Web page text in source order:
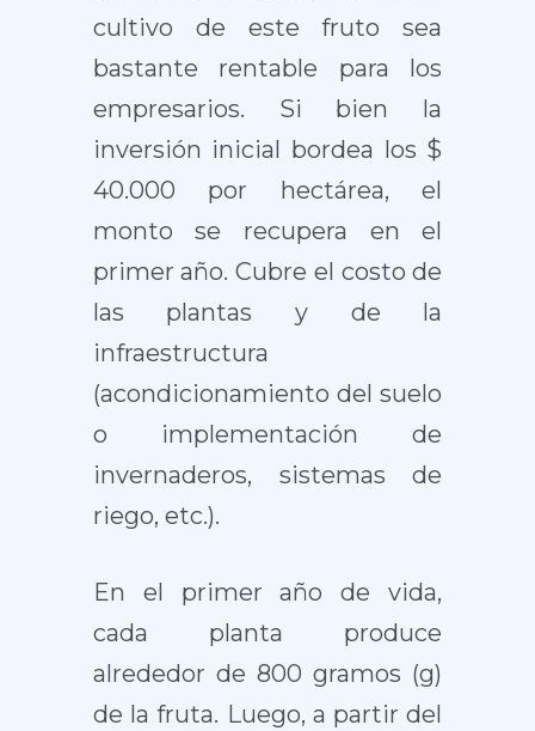
cultivo de este fruto sea
bastante rentable para los
empresarios. Si bien la
inversión inicial bordea los $
40.000 por hectárea, el
monto se recupera en el
primer año. Cubre el costo de
las plantas y de la
infraestructura
(acondicionamiento del suelo
o implementación de
invernaderos, sistemas de
riego, etc.).
En el primer año de vida,
cada planta produce
alrededor de 800 gramos (g)
de la fruta. Luego, a partir del